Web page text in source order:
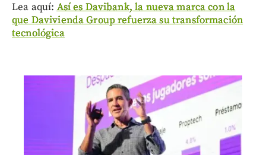
Lea aquí:Así es Davibank, la nueva marca con la
que Davivienda Group refuerza su transformación
tecnológica